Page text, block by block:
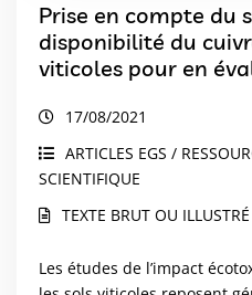
Prise en compte du
disponibilité du
viticoles pour en
al. (2021) – La
elle impactée par
son accumulation
Synthèse des
scientifiques. Etude
17/08/2021
ARTICLES EGS /
SCIENTIFIQUE
TEXTE BRUT OU ILLUSTRÉ
Les études de l’impact